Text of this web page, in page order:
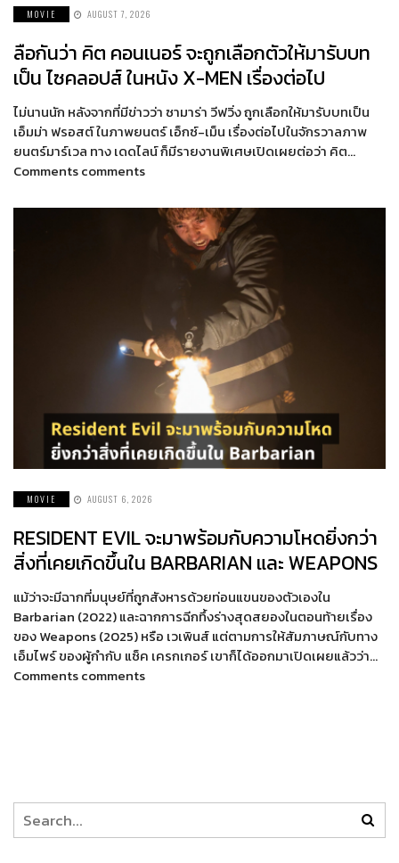
MOVIE AUGUST 7, 2026
ลือกันว่า คิต คอนเนอร์ จะถูกเลือกตัวให้มารับบท
เป็น ไซคลอปส์ ในหนัง X-MEN เรื่องต่อไป
ไม่นานนัก หลังจากที่มีข่าวว่า ซามาร่า วีฟวิ่ง ถูกเลือกให้มารับบทเป็น
เอ็มม่า ฟรอสต์ ในภาพยนตร์ เอ็กซ์-เม็น เรื่องต่อไปในจักรวาลภาพ
ยนตร์มาร์เวล ทาง เดดไลน์ ก็มีรายงานพิเศษเปิดเผยต่อว่า คิต…
Comments comments
MOVIE AUGUST 6, 2026
RESIDENT EVIL จะมาพร้อมกับความโหดยิ่งกว่า
สิ่งที่เคยเกิดขึ้นใน BARBARIAN และ WEAPONS
แม้ว่าจะมีฉากที่มนุษย์ที่ถูกสังหารด้วยท่อนแขนของตัวเองใน
Barbarian (2022) และฉากการฉีกทึ้งร่างสุดสยองในตอนท้ายเรื่อง
ของ Weapons (2025) หรือ เวเพินส์ แต่ตามการให้สัมภาษณ์กับทาง
เอ็มไพร์ ของผู้กำกับ แซ็ค เครกเกอร์ เขาก็ได้ออกมาเปิดเผยแล้วว่า…
Comments comments